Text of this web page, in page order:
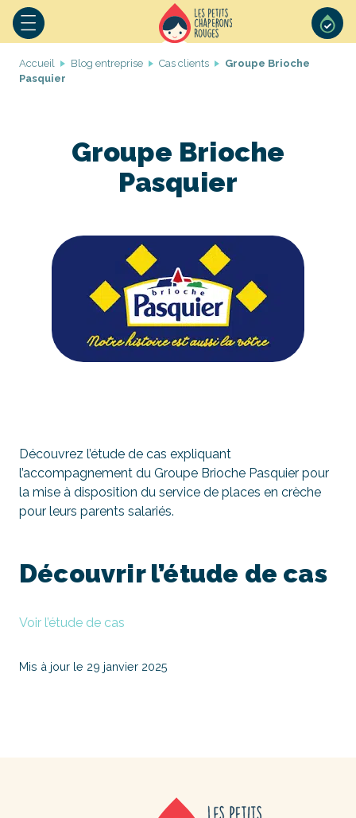
Accueil Blog entreprise Cas clients
Groupe Brioche
Pasquier
Groupe Brioche
Pasquier
Découvrez l’étude de cas expliquant
l’accompagnement du Groupe Brioche Pasquier pour
la mise à disposition du service de places en crèche
pour leurs parents salariés.
Découvrir l’étude de cas
Voir l’étude de cas
Mis à jour le 29 janvier 2025